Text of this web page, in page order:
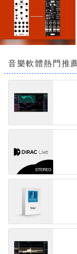
音樂軟體熱門推